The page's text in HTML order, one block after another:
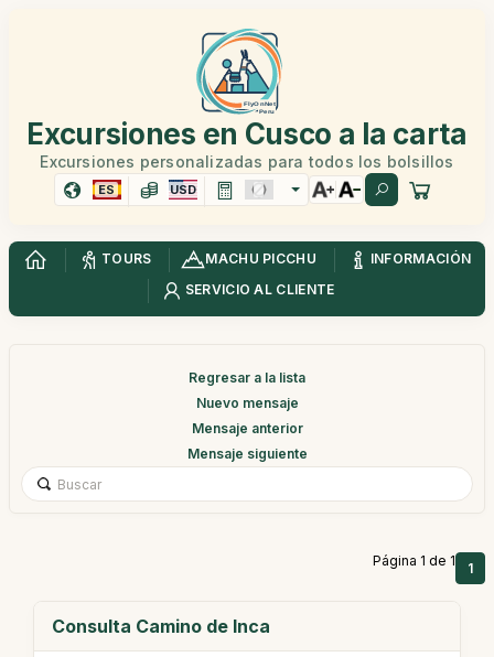
Excursiones en Cusco a la carta
Excursiones personalizadas para todos los bolsillos
ES USD
TOURS MACHU PICCHU
INFORMACIÓN
SERVICIO AL CLIENTE
Regresar a la lista
Nuevo mensaje
Mensaje anterior
Mensaje siguiente
Página 1 de 1 1
Consulta Camino de Inca